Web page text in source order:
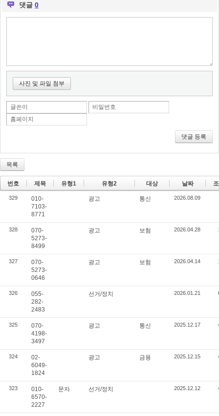
댓글 0
사진 및 파일 첨부
글쓴이
비밀번호
홈페이지
댓글 등록
목록
번호 제목 유형1 유형2 대상 날짜
329
010-
7103-
8771
광고 통신 2026.08.09
328
070-
5273-
8499
광고 보험 2026.04.28
327
070-
5273-
0646
광고 보험 2026.04.14
326
055-
282-
2483
선거/정치 2026.01.21
325
070-
4198-
3497
광고 통신 2025.12.17
324
02-
6049-
1824
광고 금융 2025.12.15
323
010-
6570-
2227
문자 선거/정치 2025.12.12